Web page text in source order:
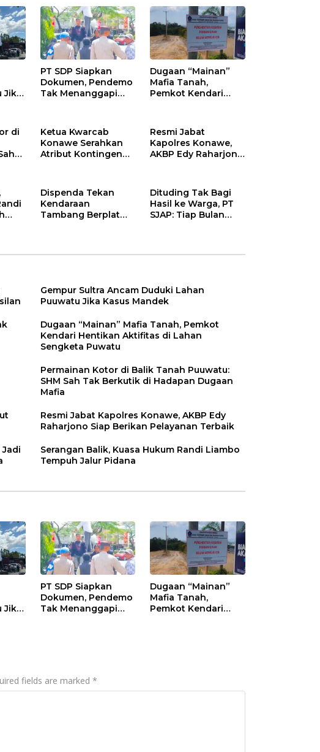
Jika
PT SDP Siapkan
Dokumen, Pendemo
Tak Menanggapi
Dugaan “Mainan”
Mafia Tanah,
Pemkot Kendari
Puwatu
di
Ketua Kwarcab
Konawe Serahkan
Atribut Kontingen
Resmi Jabat
Kapolres Konawe,
AKBP Edy Raharjono
Dispenda Tekan
Kendaraan
Tambang Berplat
Dituding Tak Bagi
Hasil ke Warga, PT
SJAP: Tiap Bulan
Gempur Sultra Ancam Duduki Lahan
Puuwatu Jika Kasus Mandek
Dugaan “Mainan” Mafia Tanah, Pemkot
Kendari Hentikan Aktifitas di Lahan
Sengketa Puwatu
Permainan Kotor di Balik Tanah Puuwatu:
SHM Sah Tak Berkutik di Hadapan Dugaan
Mafia
Resmi Jabat Kapolres Konawe, AKBP Edy
Raharjono Siap Berikan Pelayanan Terbaik
Serangan Balik, Kuasa Hukum Randi Liambo
Tempuh Jalur Pidana
Jika
PT SDP Siapkan
Dokumen, Pendemo
Tak Menanggapi
Dugaan “Mainan”
Mafia Tanah,
Pemkot Kendari
fields are marked *